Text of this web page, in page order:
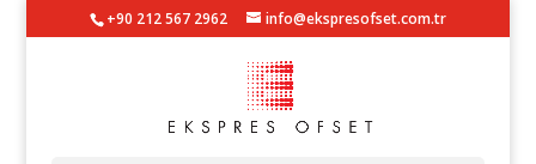
+90 212 567 2962 info@ekspresofset.com.tr